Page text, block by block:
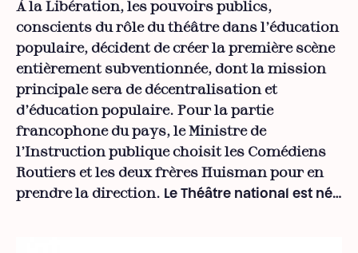
À la Libération, les pouvoirs publics,
conscients du rôle du théâtre dans l’éducation
populaire, décident de créer la première scène
entièrement subventionnée, dont la mission
principale sera de décentralisation et
d’éducation populaire. Pour la partie
francophone du pays, le Ministre de
l’Instruction publique choisit les Comédiens
Routiers et les deux frères Huisman pour en
prendre la direction. Le Théâtre national est né…